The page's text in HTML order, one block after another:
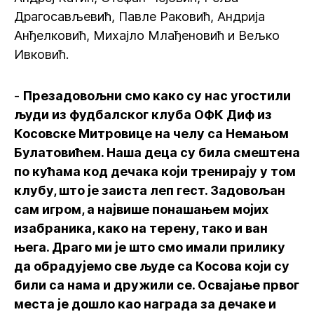
Драгосављевић, Павле Раковић, Андрија
Анђелковић, Михајло Млађеновић и Вељко
Ивковић.
- Презадовољни смо како су нас угостили
људи из фудбалског клуба ОФК Диф из
Косовске Митровице на челу са Немањом
Булатовићем. Наша деца су била смештена
по кућама код дечака који тренирају у том
клубу, што је заиста леп гест. Задовољан
сам игром, а највише понашањем мојих
изабраника, како на терену, тако и ван
њега. Драго ми је што смо имали прилику
да обрадујемо све људе са Косова који су
били са нама и дружили се. Освајање првог
места је дошло као награда за дечаке и